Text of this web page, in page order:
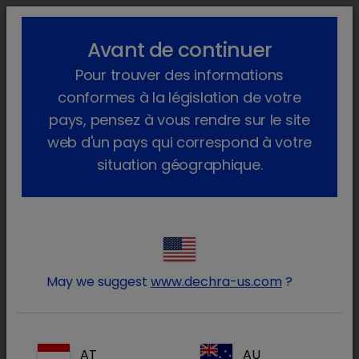
lock_outline search menu
Produits médicinaux
Porc
Sur ordonnance vétérinaire
Euromec
compte Dechra
Avant de continuer
Pour trouver des informations
conformes à la législation de votre
pays, pensez à vous rendre sur le site
web d'un pays qui correspond à votre
situation géographique.
May we suggest www.dechra-us.com ?
AT AU